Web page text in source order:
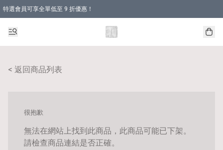
特選會員可享全單低至 9 折優惠！
< 返回商品列表
很抱歉
無法在網站上找到此商品，此商品可能已下架。
請檢查商品連結是否正確。